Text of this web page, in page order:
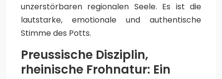
unzerstörbaren regionalen Seele. Es ist die
lautstarke, emotionale und authentische
Stimme des Potts.
Preussische Disziplin,
rheinische Frohnatur: Ein